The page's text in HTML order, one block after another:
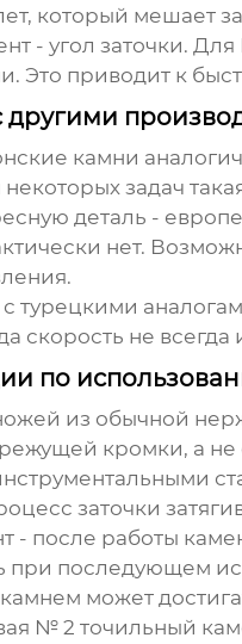
который мешает
- угол заточки.
Это приводит к
другими
камни
некоторых задач
деталь -
нет.
турецкими
скорость не всегда
по
из обычной
кромки, а не
заточки
- после работы
при последующем
может
№ 2 точильный